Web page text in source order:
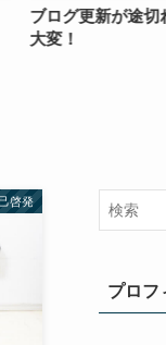
途切れると復帰は超
啓発
プロフ